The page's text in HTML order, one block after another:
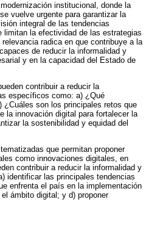
institucional, donde la
vuelve urgente para garantizar la
integral de las tendencias
la efectividad de las estrategias
radica en que contribuye a la
de reducir la informalidad y
y en la capacidad del Estado de
contribuir a reducir la
específicos como: a) ¿Qué
¿Cuáles son los principales retos que
la innovación digital para fortalecer la
la sostenibilidad y equidad del
que permitan proponer
como innovaciones digitales, en
contribuir a reducir la informalidad y
identificar las principales tendencias
enfrenta el país en la implementación
ámbito digital; y d) proponer